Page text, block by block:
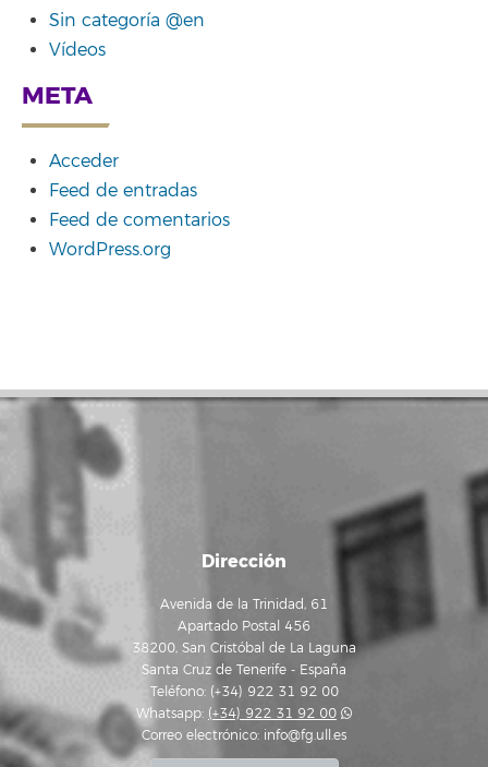
Sin categoría @en
Vídeos
META
Acceder
Feed de entradas
Feed de comentarios
WordPress.org
Dirección
Avenida de la Trinidad, 61
Apartado Postal 456
38200, San Cristóbal de La Laguna
Santa Cruz de Tenerife - España
Teléfono: (+34) 922 31 92 00
Whatsapp: (+34) 922 31 92 00
Correo electrónico: info@fg.ull.es